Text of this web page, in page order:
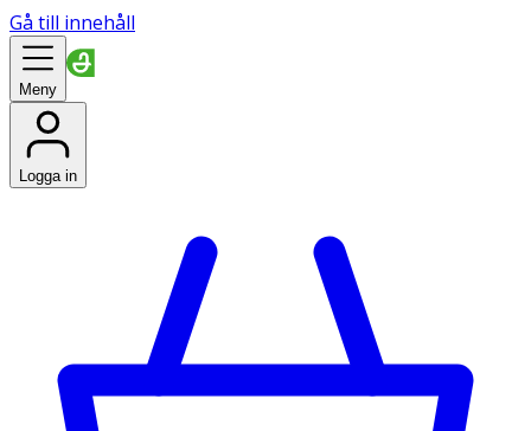
Gå till innehåll
Meny
Logga in